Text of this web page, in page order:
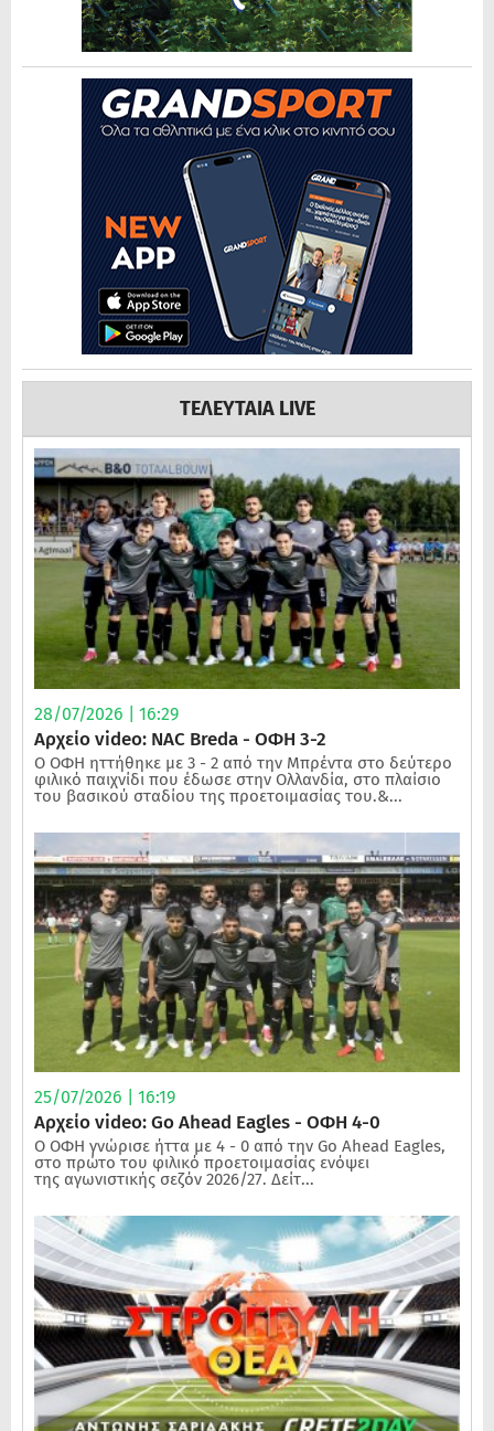
ΤΕΛΕΥΤΑΙΑ LIVE
28/07/2026 | 16:29
Αρχείο video: NAC Breda - ΟΦΗ 3-2
Ο ΟΦΗ ηττήθηκε με 3 - 2 από την Μπρέντα στο δεύτερο
φιλικό παιχνίδι που έδωσε στην Ολλανδία, στο πλαίσιο
του βασικού σταδίου της προετοιμασίας του.&...
25/07/2026 | 16:19
Αρχείο video: Go Ahead Eagles - ΟΦΗ 4-0
Ο ΟΦΗ γνώρισε ήττα με 4 - 0 από την Go Ahead Eagles,
στο πρώτο του φιλικό προετοιμασίας ενόψει
της αγωνιστικής σεζόν 2026/27. Δείτ...